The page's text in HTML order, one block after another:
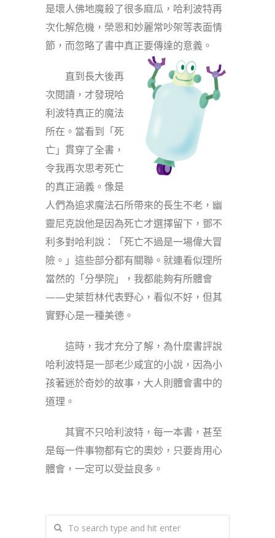
是壞人佛地魔殺了很多麻瓜，哈利波特再
次化解危機，榮恩和妙麗常吵架等表面情
節，而忽略了書中真正要傳達的意義。
直到長大後再
次閱讀，才發現哈
利波特真正的魔法
所在。當看到「死
亡」貫穿了全書，
令我再次思考死亡
的真正涵義。像是
人們為追求魔法石所帶來的長生不老，幽
靈尼克說他是因為死亡才選擇留下，鄧不
利多對哈利說：「死亡不過是一場偉大冒
險。」這些部分都有關聯。就連看似理所
當然的「分學院」，我都能夠有所體會
——史萊哲林代表野心，看似不好，但其
實野心是一種美德。
這時，我才充分了解，為什麼書評說
哈利波特是一部老少咸宜的小說，因為小
孩著迷於奇妙的故事，大人則體會書中的
道理。
其實不只哈利波特，每一本書，甚至
是每一件事物都有它的奧妙，只要肯用心
體會，一定可以受益良多。